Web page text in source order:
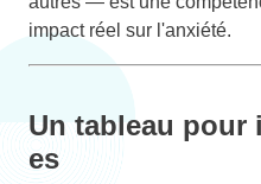
impact réel sur l'anxiété.
Un tableau pour
es